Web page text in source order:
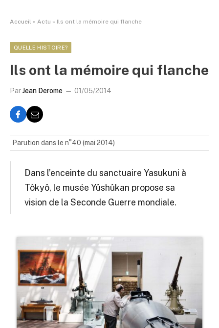
Accueil » Actu » Ils ont la mémoire qui flanche
QUELLE HISTOIRE?
Ils ont la mémoire qui flanche
ParJean Derome 01/05/2014
Parution dans le n°40 (mai 2014)
Dans l’enceinte du sanctuaire Yasukuni à
Tôkyô, le musée Yûshûkan propose sa
vision de la Seconde Guerre mondiale.